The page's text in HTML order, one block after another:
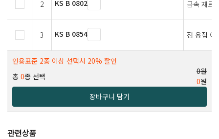
2 KS B 0802 금속 재료
3 KS B 0854 점 용접 이
인용표준 2종 이상 선택시 20% 할인
총 0종 선택
0원
0원
장바구니 담기
관련상품